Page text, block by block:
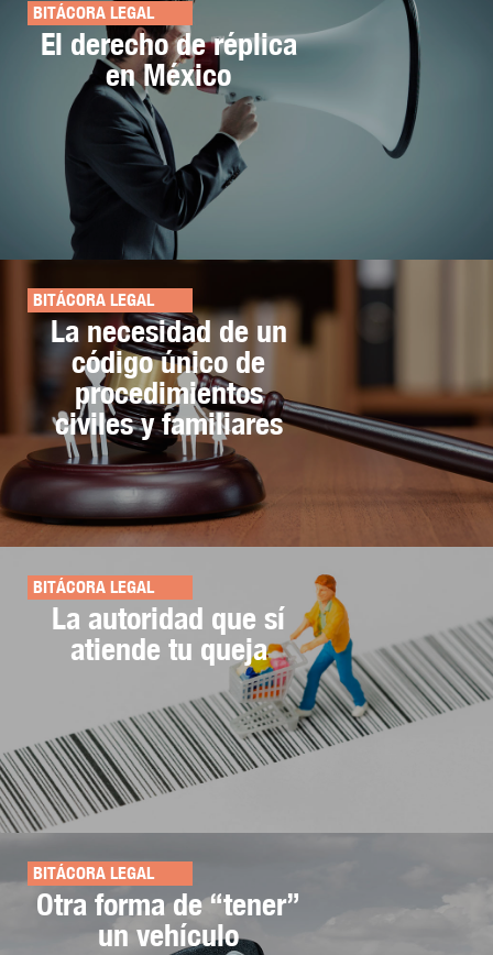
BITÁCORA LEGAL
El derecho de réplica
en México
BITÁCORA LEGAL
La necesidad de un
código único de
procedimientos
civiles y familiares
BITÁCORA LEGAL
La autoridad que sí
atiende tu queja
BITÁCORA LEGAL
Otra forma de “tener”
un vehículo